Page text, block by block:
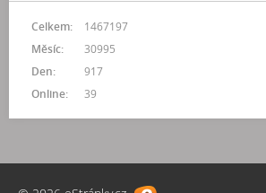
Online: 39
Celkem:
1467197
Měsíc:
30995
Den:
917